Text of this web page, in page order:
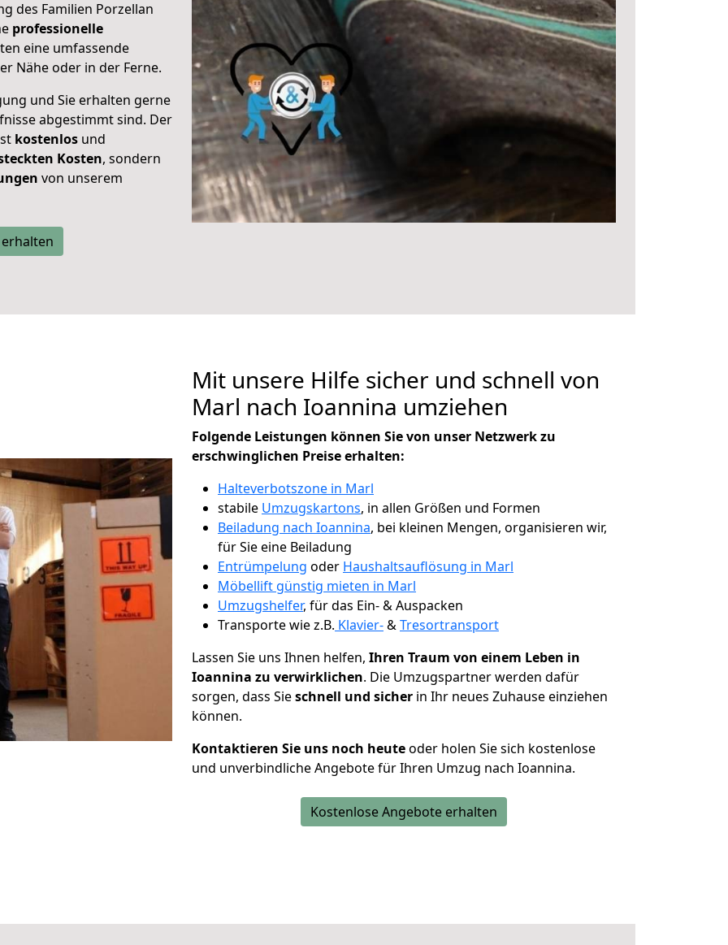
des Familien Porzellan
professionelle
eine umfassende
Nähe oder in der Ferne.
und Sie erhalten gerne
abgestimmt sind. Der
kostenlos und
Kosten, sondern
von unserem
Mit unsere Hilfe sicher und schnell von
Marl nach Ioannina umziehen
Folgende Leistungen können Sie von unser Netzwerk zu
erschwinglichen Preise erhalten:
Halteverbotszone in Marl
stabile Umzugskartons, in allen Größen und Formen
Beiladung nach Ioannina, bei kleinen Mengen, organisieren wir,
für Sie eine Beiladung
Entrümpelung oder Haushaltsauflösung in Marl
Möbellift günstig mieten in Marl
Umzugshelfer, für das Ein- & Auspacken
Transporte wie z.B. Klavier-&Tresortransport
Lassen Sie uns Ihnen helfen, Ihren Traum von einem Leben in
Ioannina zu verwirklichen. Die Umzugspartner werden dafür
sorgen, dass Sieschnell und sicher in Ihr neues Zuhause einziehen
können.
Kontaktieren Sie uns noch heuteoder holen Sie sich kostenlose
und unverbindliche Angebote für Ihren Umzug nach Ioannina.
Kostenlose Angebote erhalten